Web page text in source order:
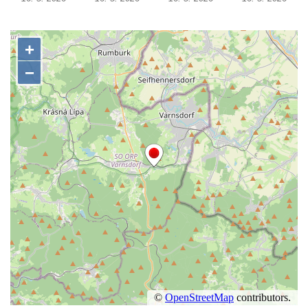
Kříž u Borských u domu čp. 859 v
Mikulášovicích
Kříž Ließnerových naproti Mikovu v
Mikulášovicích
Kříž u Mikulášovického potoka poblíž
Mikovu v Mikulášovicích
Lissnerův kříž u domu čp. 39 v
Mikulášovicích
Hampelův kříž u bývalých kasáren v
Mikulášovicích
Marchnerův (Zelený) kříž naproti domu čp.
35 v Mikulášovicích
Schneiderův kříž před domem čp. 55 v
Mikulášovicích
Kříž na Kostelní stezce v Mikulášovicích